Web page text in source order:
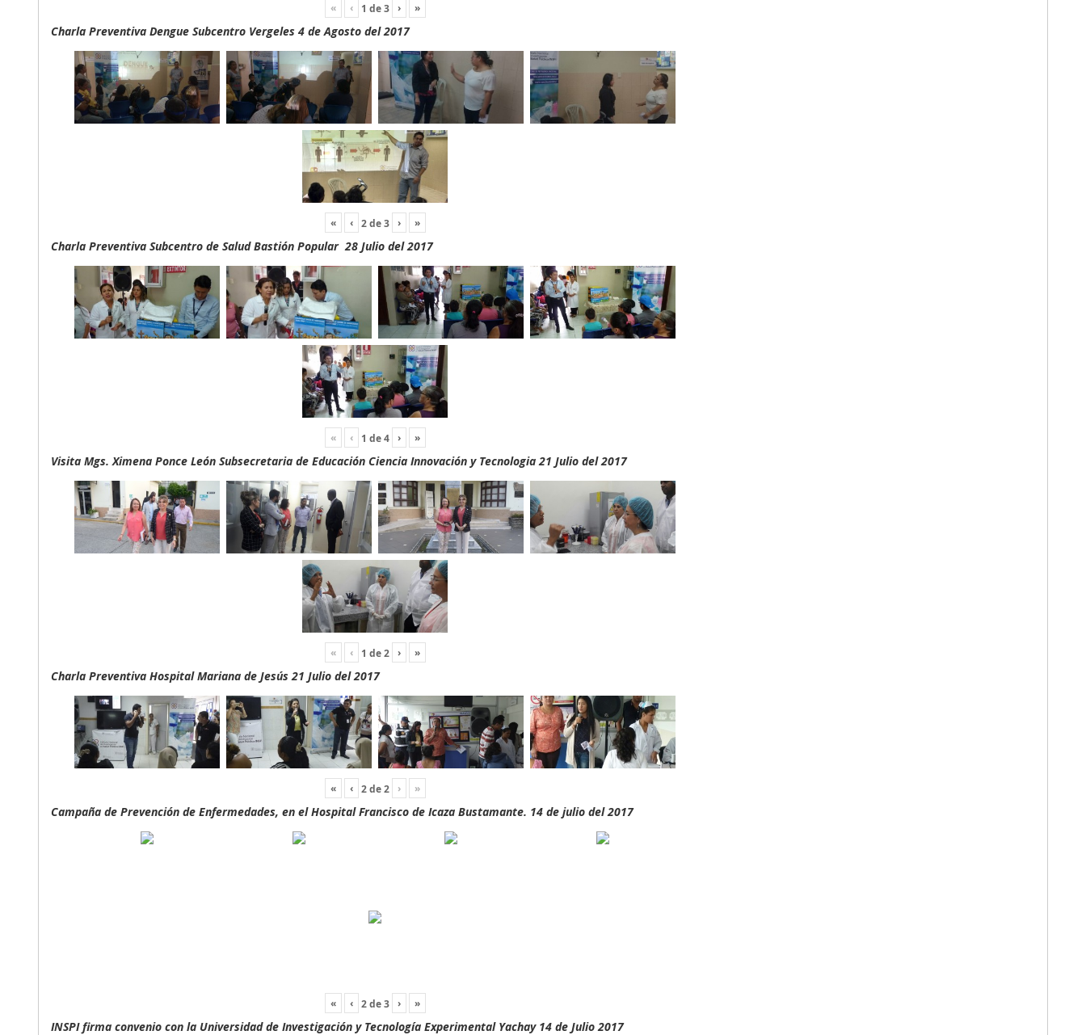
« ‹ 1 de3 › »
Charla Preventiva Dengue Subcentro Vergeles 4 de Agosto del 2017
« ‹ 2de3 › »
Charla Preventiva Subcentro de Salud Bastión Popular 28 Julio del 2017
« ‹ 1 de4 › »
Visita Mgs. Ximena Ponce León Subsecretaria de Educación Ciencia Innovación y Tecnologia 21 Julio del 2017
« ‹ 1 de2 › »
Charla Preventiva Hospital Mariana de Jesús 21 Julio del 2017
« ‹ 2de2 › »
Campaña de Prevención de Enfermedades, en el Hospital Francisco de Icaza Bustamante. 14 de julio del 2017
« ‹ 2de3 › »
INSPI firma convenio con la Universidad de Investigación y Tecnología Experimental Yachay 14 de Julio 2017